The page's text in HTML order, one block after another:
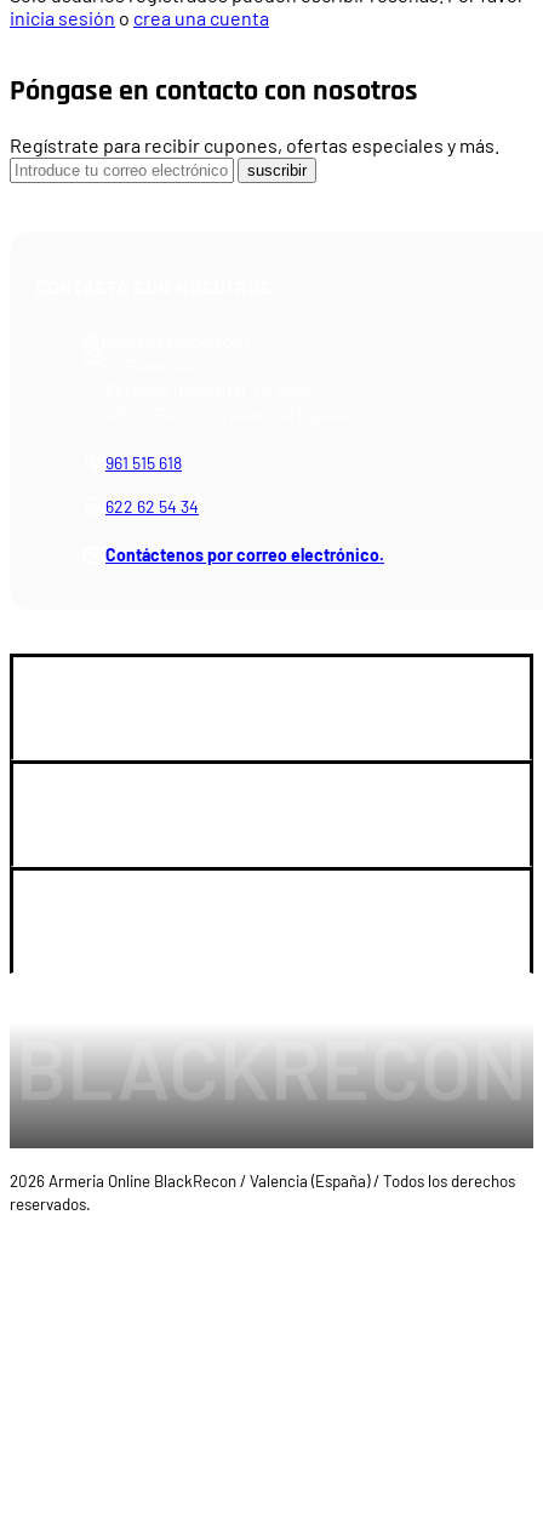
inicia sesión o crea una cuenta
Póngase en contacto con nosotros
Regístrate para recibir cupones, ofertas especiales y más.
suscribir
961 515 618
622 62 54 34
Contáctenos por correo electrónico.
2026 Armeria Online BlackRecon / Valencia (España) / Todos los derechos
reservados.